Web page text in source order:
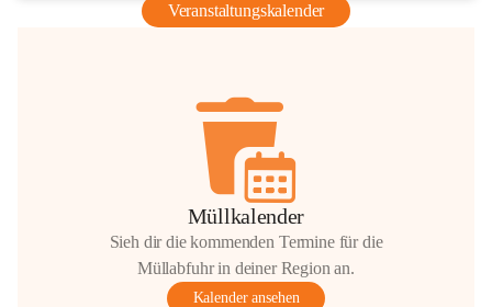
Veranstaltungskalender
Müllkalender
Sieh dir die kommenden Termine für die
Müllabfuhr in deiner Region an.
Kalender ansehen